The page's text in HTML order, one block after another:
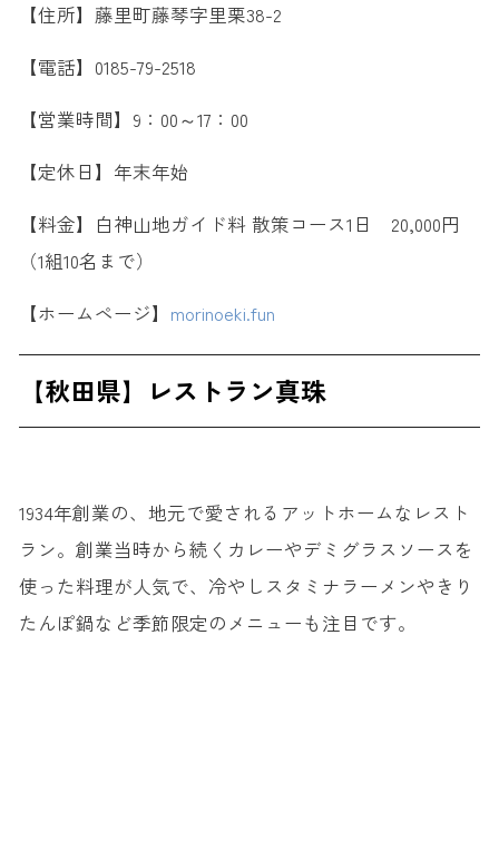
【住所】藤里町藤琴字里栗38-2
【電話】0185-79-2518
【営業時間】9：00～17：00
【定休日】年末年始
【料金】白神山地ガイド料 散策コース1日 20,000円
（1組10名まで）
【ホームページ】 morinoeki.fun
【秋田県】レストラン真珠
1934年創業の、地元で愛されるアットホームなレスト
ラン。創業当時から続くカレーやデミグラスソースを
使った料理が人気で、冷やしスタミナラーメンやきり
たんぽ鍋など季節限定のメニューも注目です。